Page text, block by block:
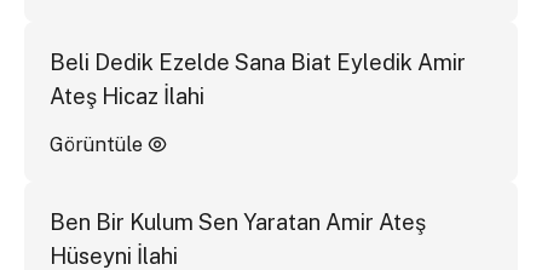
Beli Dedik Ezelde Sana Biat Eyledik Amir
Ateş Hicaz İlahi
Görüntüle
Ben Bir Kulum Sen Yaratan Amir Ateş
Hüseyni İlahi